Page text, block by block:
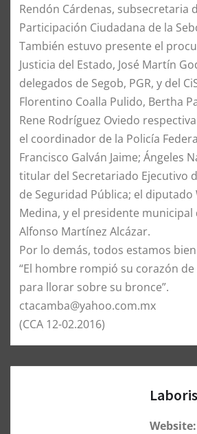
Rendón Cárdenas, subsecretaria
Participación Ciudadana de la
También estuvo presente el
Justicia del Estado, José Martín
delegados de Segob, PGR, y del
Florentino Coalla Pulido, Bertha
Rene Rodríguez Oviedo
el coordinador de la Policía
Francisco Galván Jaime; Ángeles
titular del Secretariado Ejecutivo
de Seguridad Pública; el
Medina, y el presidente municipal
Alfonso Martínez Alcázar.
Por lo demás, todos estamos
“El hombre rompió su corazón
para llorar sobre su bronce”.
ctacamba@yahoo.com.mx
(CCA 12-02.2016)
Website: